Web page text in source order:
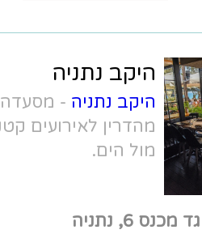
חלבית בכשרות
קטנים בנתניה בטיילת